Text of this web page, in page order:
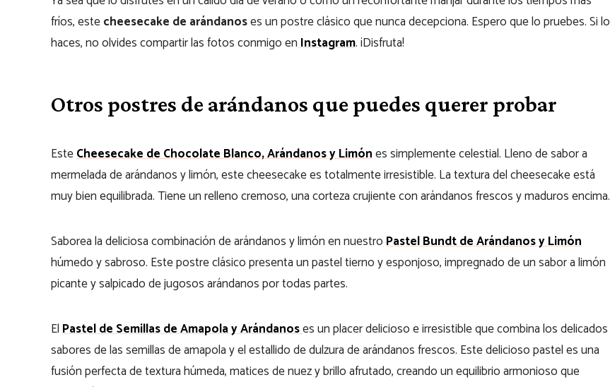
fríos, estecheesecake de arándanoses un postre clásico que nunca decepciona. Espero que lo pruebes. Si lo
haces, no olvides compartir las fotos conmigo enInstagram. ¡Disfruta!
Otros postres de arándanos que puedes querer probar
EsteCheesecake de Chocolate Blanco, Arándanos y Limónes simplemente celestial. Lleno de sabor a
mermelada de arándanos y limón, este cheesecake es totalmente irresistible. La textura del cheesecake está
muy bien equilibrada. Tiene un relleno cremoso, una corteza crujiente con arándanos frescos y maduros encima.
Saborea la deliciosa combinación de arándanos y limón en nuestroPastel Bundt de Arándanos y Limón
húmedo y sabroso. Este postre clásico presenta un pastel tierno y esponjoso, impregnado de un sabor a limón
picante y salpicado de jugosos arándanos por todas partes.
ElPastel de Semillas de Amapola y Arándanoses un placer delicioso e irresistible que combina los delicados
sabores de las semillas de amapola y el estallido de dulzura de arándanos frescos. Este delicioso pastel es una
fusión perfecta de textura húmeda, matices de nuez y brillo afrutado, creando un equilibrio armonioso que